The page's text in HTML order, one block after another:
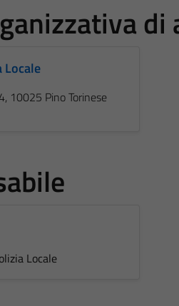
di
Locale
10025 Pino Torinese
Locale